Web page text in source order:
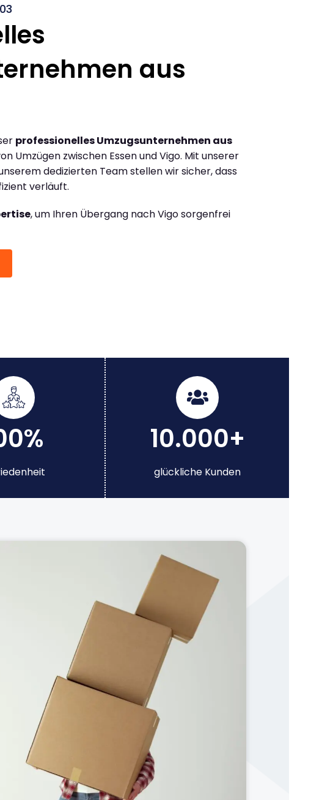
aus
professionelles Umzugsunternehmen aus
Umzügen zwischen Essen und Vigo. Mit unserer
dedizierten Team stellen wir sicher, dass
verläuft.
, um Ihren Übergang nach Vigo sorgenfrei
10.000+
glückliche Kunden